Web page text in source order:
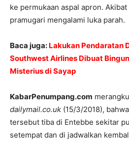
ke permukaan aspal apron.
pramugari mengalami luka parah.
Baca juga: Lakukan Pendaratan
Southwest Airlines Dibuat
Misterius di Sayap
KabarPenumpang.com
dailymail.co.uk (15/3/2018),
tersebut tiba di Entebbe sekitar
setempat dan di jadwalkan